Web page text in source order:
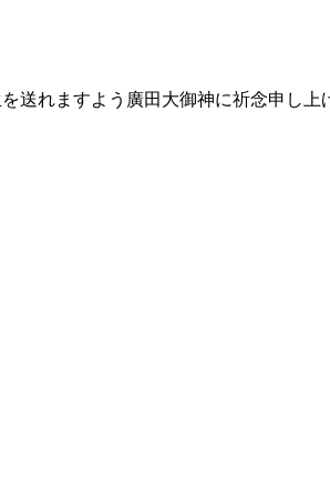
送れますよう廣田大御神に祈念申し上